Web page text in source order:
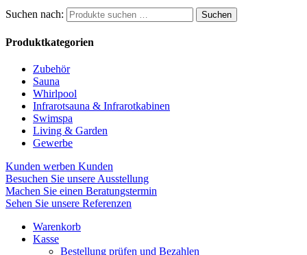
Suchen nach: Suchen
Produktkategorien
Zubehör
Sauna
Whirlpool
Infrarotsauna & Infrarotkabinen
Swimspa
Living & Garden
Gewerbe
Kunden werben Kunden
Besuchen Sie unsere Ausstellung
Machen Sie einen Beratungstermin
Sehen Sie unsere Referenzen
Warenkorb
Kasse
Bestellung prüfen und Bezahlen